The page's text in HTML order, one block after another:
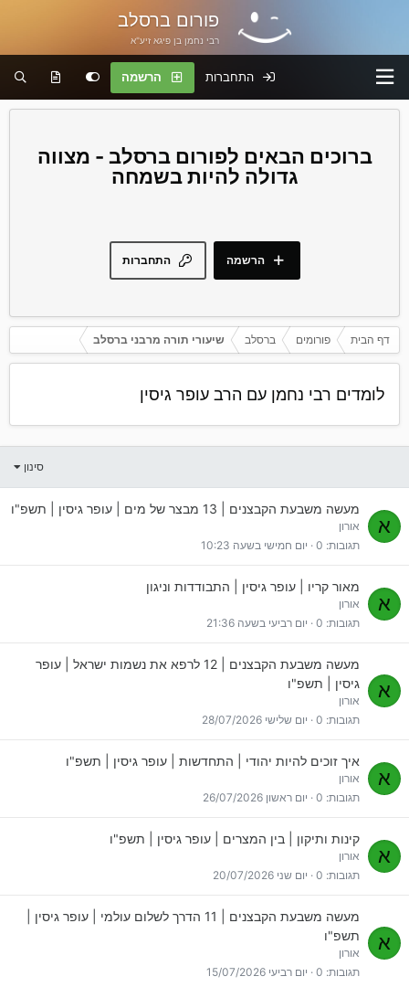
פורום ברסלב
רבי נחמן בן פיגא זיע"א
התחברות הרשמה
פורום ברסלב - מצווה
גדולה להיות בשמחה
התחברות הרשמה
דף הבית פורומים ברסלב שיעורי תורה מרבני ברסלב
לומדים רבי נחמן עם הרב עופר גיסין
סינון
א
מעשה משבעת הקבצנים | 13 מבצר של מים | עופר גיסין | תשפ"ו
אורון
תגובות 0 יום חמישי בשעה 10:23
א
מאור קריו | עופר גיסין | התבודדות וניגון
אורון
תגובות 0 יום רביעי בשעה 21:36
א
מעשה משבעת הקבצנים | 12 לרפא את נשמות ישראל | עופר
גיסין | תשפ"ו
אורון
תגובות 0 יום שלישי 28/07/2026
א
איך זוכים להיות יהודי | התחדשות | עופר גיסין | תשפ"ו
אורון
תגובות 0 יום ראשון 26/07/2026
א
קינות ותיקון | בין המצרים | עופר גיסין | תשפ"ו
אורון
תגובות 0 יום שני 20/07/2026
א
מעשה משבעת הקבצנים | 11 הדרך לשלום עולמי | עופר גיסין |
תשפ"ו
אורון
תגובות 0 יום רביעי 15/07/2026